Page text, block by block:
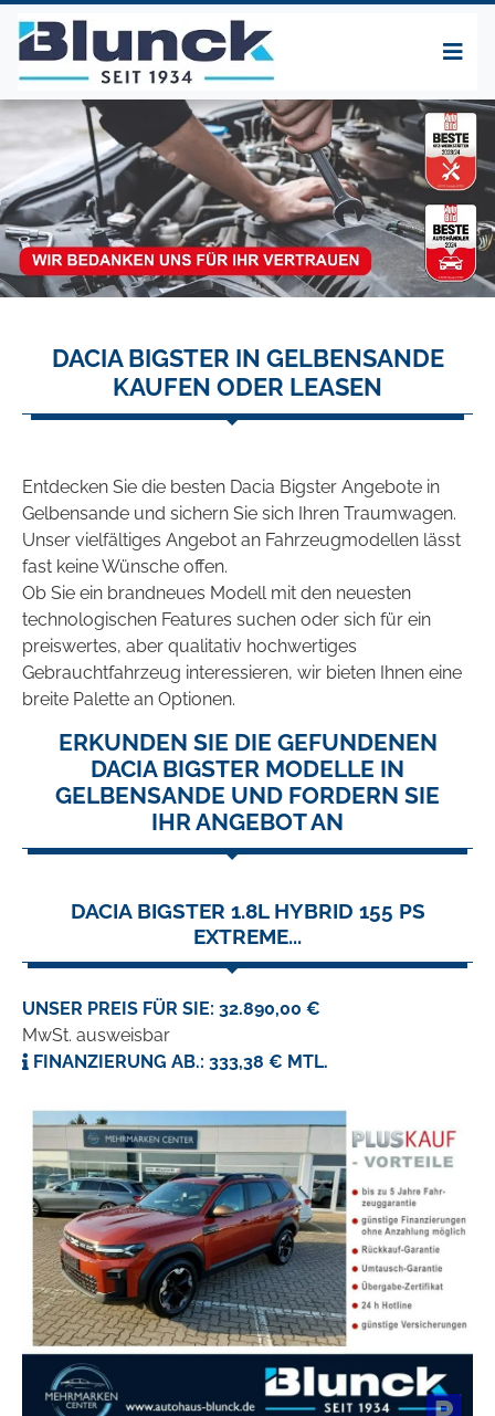
DACIA BIGSTER IN GELBENSANDE
KAUFEN ODER LEASEN
Entdecken Sie die besten Dacia Bigster Angebote in
Gelbensande und sichern Sie sich Ihren Traumwagen.
Unser vielfältiges Angebot an Fahrzeugmodellen lässt
fast keine Wünsche offen.
Ob Sie ein brandneues Modell mit den neuesten
technologischen Features suchen oder sich für ein
preiswertes, aber qualitativ hochwertiges
Gebrauchtfahrzeug interessieren, wir bieten Ihnen eine
breite Palette an Optionen.
ERKUNDEN SIE DIE GEFUNDENEN
DACIA BIGSTER MODELLE IN
GELBENSANDE UND FORDERN SIE
IHR ANGEBOT AN
DACIA BIGSTER 1.8L HYBRID 155 PS
EXTREME...
UNSER PREIS FÜR SIE: 32.890,00 €
MwSt. ausweisbar
FINANZIERUNG AB.: 333,38 € MTL.